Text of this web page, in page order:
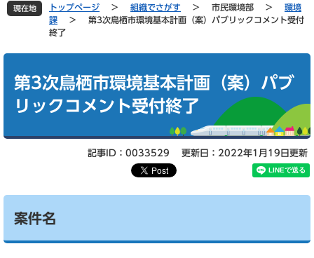
文
現在地 トップページ > 組織でさがす > 市民環境部 >
環境
課
>
第3次鳥栖市環境基本計画（案）パブリックコメント受付
終了
第3次鳥栖市環境基本計画（案）パブ
リックコメント受付終了
記事ID：0033529 更新日：2022年1月19日更新
案件名